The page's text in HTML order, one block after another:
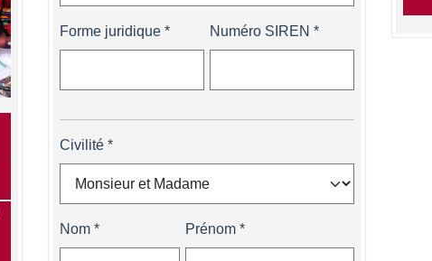
Forme juridique Numéro SIREN
Civilité
Nom Prénom